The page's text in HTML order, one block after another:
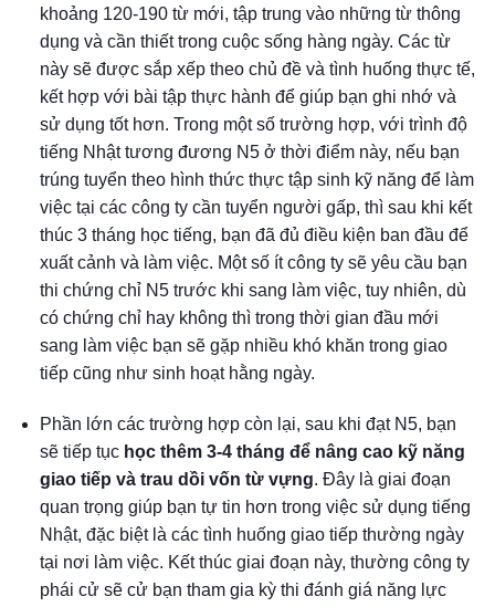
khoảng 120-190 từ mới, tập trung vào những từ thông
dụng và cần thiết trong cuộc sống hàng ngày. Các từ
này sẽ được sắp xếp theo chủ đề và tình huống thực tế,
kết hợp với bài tập thực hành để giúp bạn ghi nhớ và
sử dụng tốt hơn. Trong một số trường hợp, với trình độ
tiếng Nhật tương đương N5 ở thời điểm này, nếu bạn
trúng tuyển theo hình thức thực tập sinh kỹ năng để làm
việc tại các công ty cần tuyển người gấp, thì sau khi kết
thúc 3 tháng học tiếng, bạn đã đủ điều kiện ban đầu để
xuất cảnh và làm việc. Một số ít công ty sẽ yêu cầu bạn
thi chứng chỉ N5 trước khi sang làm việc, tuy nhiên, dù
có chứng chỉ hay không thì trong thời gian đầu mới
sang làm việc bạn sẽ gặp nhiều khó khăn trong giao
tiếp cũng như sinh hoạt hằng ngày.
Phần lớn các trường hợp còn lại, sau khi đạt N5, bạn
sẽ tiếp tục học thêm 3-4 tháng để nâng cao kỹ năng
giao tiếp và trau dồi vốn từ vựng. Đây là giai đoạn
quan trọng giúp bạn tự tin hơn trong việc sử dụng tiếng
Nhật, đặc biệt là các tình huống giao tiếp thường ngày
tại nơi làm việc. Kết thúc giai đoạn này, thường công ty
phái cử sẽ cử bạn tham gia kỳ thi đánh giá năng lực